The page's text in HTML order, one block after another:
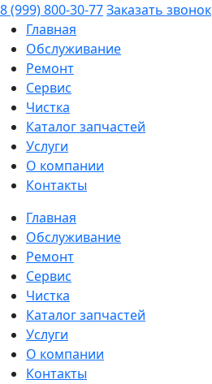
8 (999) 800-30-77Заказать звонок
Главная
Обслуживание
Ремонт
Сервис
Чистка
Каталог запчастей
Услуги
О компании
Контакты
Главная
Обслуживание
Ремонт
Сервис
Чистка
Каталог запчастей
Услуги
О компании
Контакты